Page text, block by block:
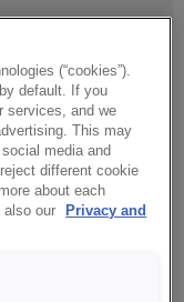
(“cookies”).
default. If you
services, and we
This may
media and
different cookie
about each
also our
Privacy and